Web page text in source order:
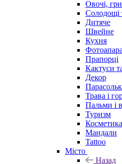
Овочі,
Солодощі
Дитяче
Швейне
Кухня
Прапорці
Кактуси
Декор
Трава і
Пальми і
Туризм
Косметика
Мандали
Tattoo
Місто
Назад